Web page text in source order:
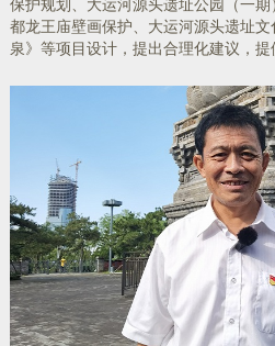
保护规划、大运河源头遗址公园（一期
都龙王庙壁画保护、大运河源头遗址
泉》等项目设计，提出合理化建议，提